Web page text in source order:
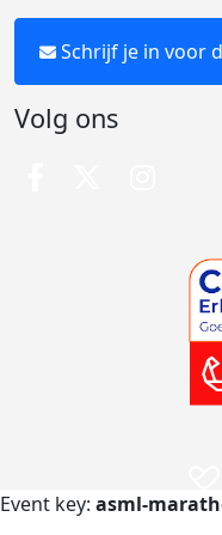
Schrijf je in voor
Volg ons
Event key: asml-